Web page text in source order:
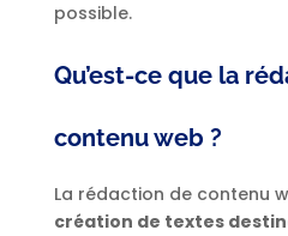
possible.
Qu’est-ce que la
contenu web ?
La rédaction de contenu
création de textes